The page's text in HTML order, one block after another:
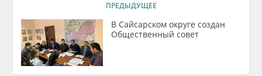
ПРЕДЫДУЩЕЕ
В Сайсарском округе создан
Общественный совет